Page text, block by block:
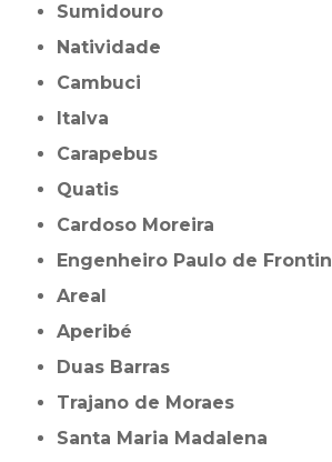
Sumidouro
Natividade
Cambuci
Italva
Carapebus
Quatis
Cardoso Moreira
Engenheiro Paulo de Frontin
Areal
Aperibé
Duas Barras
Trajano de Moraes
Santa Maria Madalena